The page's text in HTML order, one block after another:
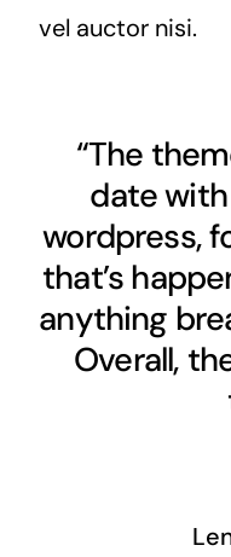
vel auctor nisi.
“The
date
wordpress,
that’s
anything
Overall,